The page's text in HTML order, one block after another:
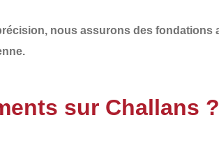
, nous assurons des fondations
.
sur Challans ?